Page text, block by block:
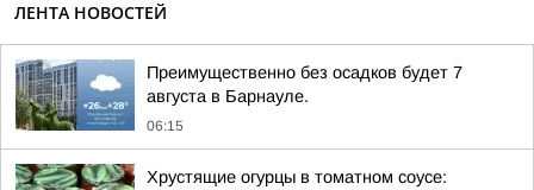
ЛЕНТА НОВОСТЕЙ
Преимущественно без осадков будет 7
августа в Барнауле.
06:15
Хрустящие огурцы в томатном соусе: